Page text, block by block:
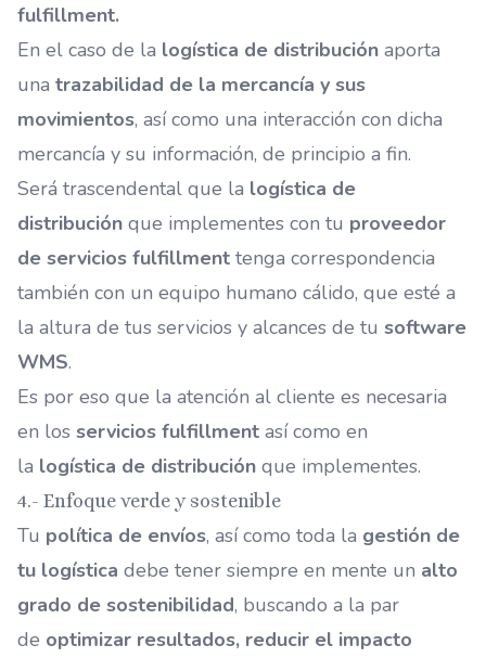
fulfillment.
En el caso de la logística de distribución aporta
una trazabilidad de la mercancía y sus
movimientos, así como una interacción con dicha
mercancía y su información, de principio a fin.
Será trascendental que la logística de
distribución que implementes con tu proveedor
de servicios fulfillment tenga correspondencia
también con un equipo humano cálido, que esté a
la altura de tus servicios y alcances de tu software
WMS.
Es por eso que la atención al cliente es necesaria
en los servicios fulfillment así como en
la logística de distribución que implementes.
4.- Enfoque verde y sostenible
Tu política de envíos, así como toda la gestión de
tu logística debe tener siempre en mente un alto
grado de sostenibilidad, buscando a la par
de optimizar resultados, reducir el impacto